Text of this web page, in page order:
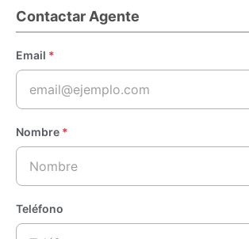
Contactar Agente
Email *
Nombre *
Teléfono